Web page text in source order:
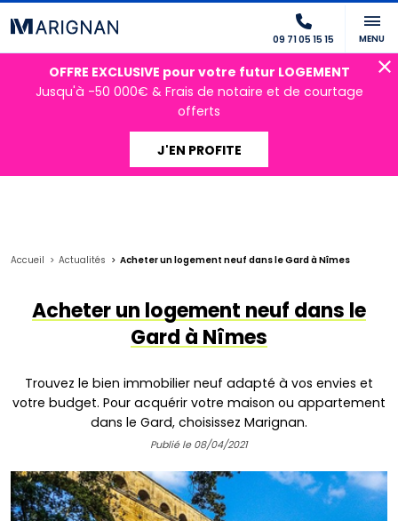
09 71 05 15 15 MENU
OFFRE EXCLUSIVE pour votre futur LOGEMENT
Jusqu'à -50 000€ & Frais de notaire et de courtage
offerts
J'EN PROFITE
Accueil Actualités Acheter un logement neuf dans le Gard à Nîmes
Acheter un logement neuf dans le
Gard à Nîmes
Trouvez le bien immobilier neuf adapté à vos envies et
votre budget. Pour acquérir votre maison ou appartement
dans le Gard, choisissez Marignan.
Publié le 08/04/2021